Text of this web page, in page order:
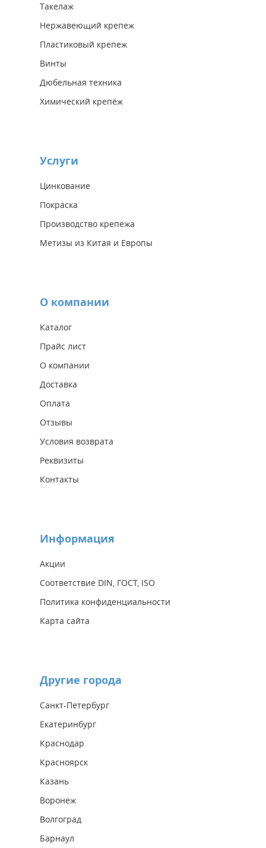
Такелаж
Нержавеющий крепеж
Пластиковый крепеж
Винты
Дюбельная техника
Химический крепёж
Услуги
Цинкование
Покраска
Производство крепежа
Метизы из Китая и Европы
О компании
Каталог
Прайс лист
О компании
Доставка
Оплата
Отзывы
Условия возврата
Реквизиты
Контакты
Информация
Акции
Соответствие DIN, ГОСТ, ISO
Политика конфиденциальности
Карта сайта
Другие города
Санкт-Петербург
Екатеринбург
Краснодар
Красноярск
Казань
Воронеж
Волгоград
Барнаул